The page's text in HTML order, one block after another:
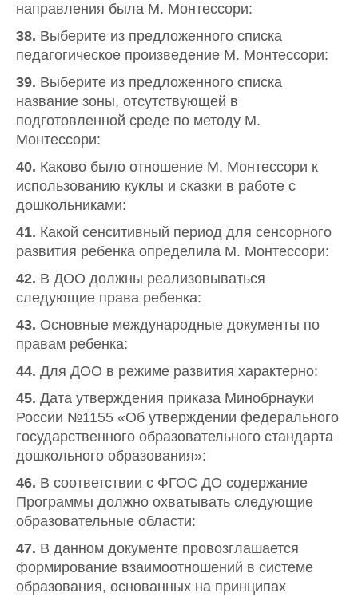
направления была М. Монтессори:
38. Выберите из предложенного списка
педагогическое произведение М. Монтессори:
39. Выберите из предложенного списка
название зоны, отсутствующей в
подготовленной среде по методу М.
Монтессори:
40. Каково было отношение М. Монтессори к
использованию куклы и сказки в работе с
дошкольниками:
41. Какой сенситивный период для сенсорного
развития ребенка определила М. Монтессори:
42. В ДОО должны реализовываться
следующие права ребенка:
43. Основные международные документы по
правам ребенка:
44. Для ДОО в режиме развития характерно:
45. Дата утверждения приказа Минобрнауки
России №1155 «Об утверждении федерального
государственного образовательного стандарта
дошкольного образования»:
46. В соответствии с ФГОС ДО содержание
Программы должно охватывать следующие
образовательные области:
47. В данном документе провозглашается
формирование взаимоотношений в системе
образования, основанных на принципах